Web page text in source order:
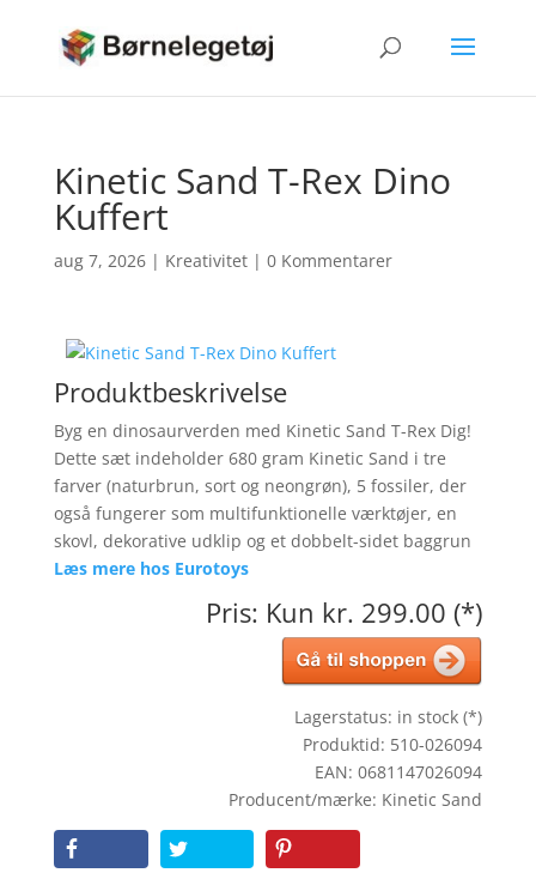
Kinetic Sand T-Rex Dino
Kuffert
aug 7, 2026| Kreativitet| 0 Kommentarer
Produktbeskrivelse
Byg en dinosaurverden med Kinetic Sand T-Rex Dig!
Dette sæt indeholder 680 gram Kinetic Sand i tre
farver (naturbrun, sort og neongrøn), 5 fossiler, der
også fungerer som multifunktionelle værktøjer, en
skovl, dekorative udklip og et dobbelt-sidet baggrun
Læs mere hos Eurotoys
Pris: Kun kr. 299.00 (*)
Lagerstatus: in stock (*)
Produktid: 510-026094
EAN: 0681147026094
Producent/mærke: Kinetic Sand